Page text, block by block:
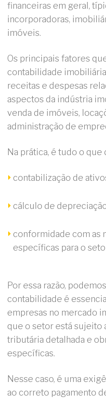
financeiras em geral,
incorporadoras,
imóveis.
Os principais fatores
contabilidade
receitas e despesas
aspectos da indústria
venda de imóveis,
administração de
Na prática, é tudo o que
contabilização de
cálculo de
conformidade com as
específicas para o
Por essa razão,
contabilidade é
empresas no mercado
que o setor está sujeito
tributária detalhada e
específicas.
Nesse caso, é uma
ao correto pagamento